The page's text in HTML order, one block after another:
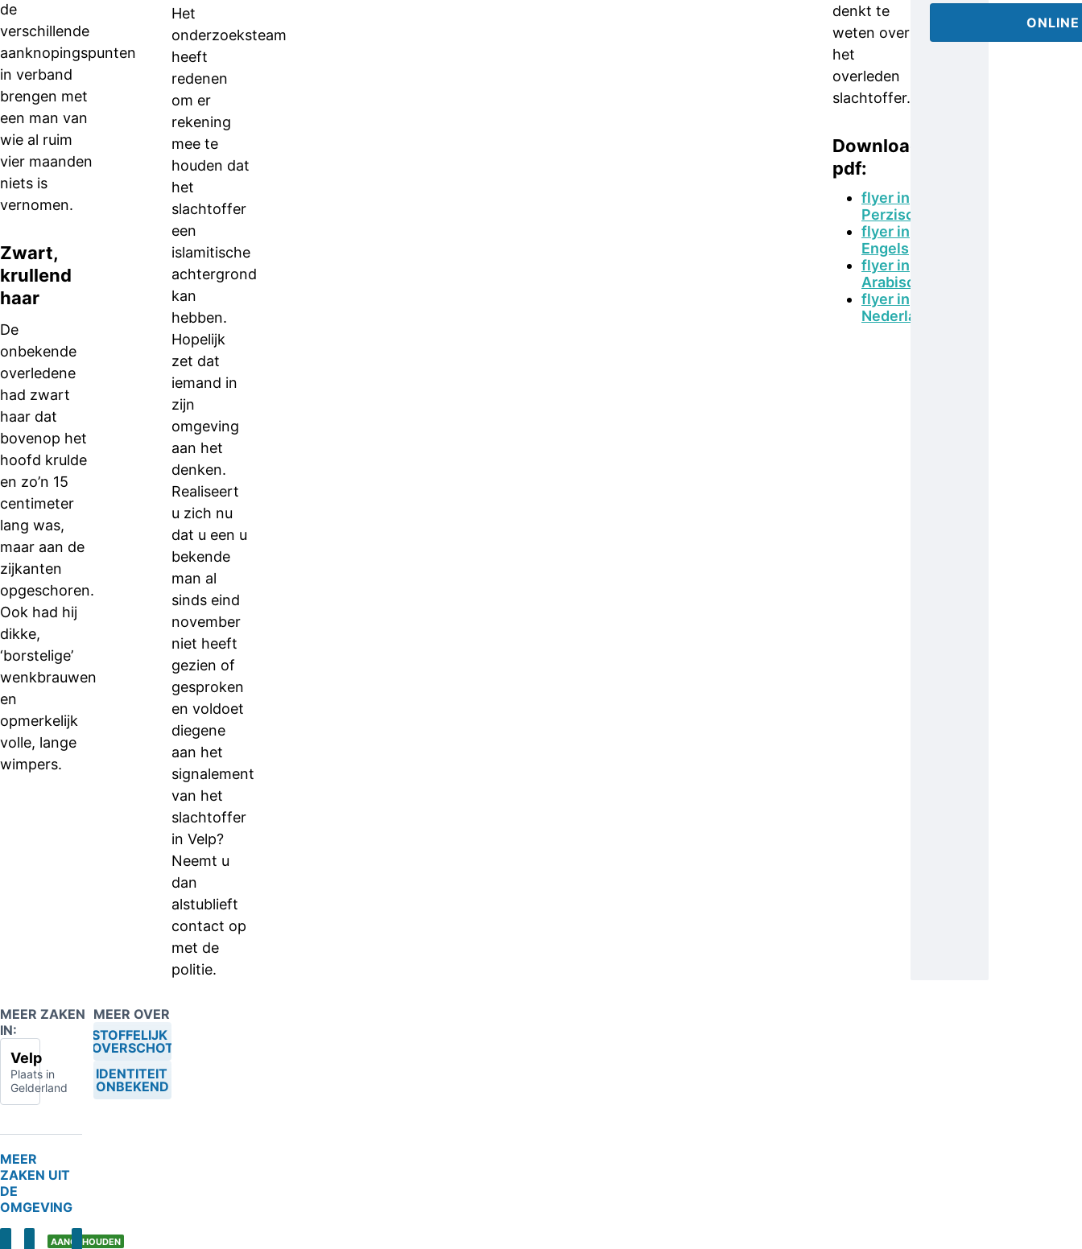
de
verschillende
aanknopingspunten
in verband
brengen met
een man van
wie al ruim
vier maanden
niets is
vernomen.
Zwart,
krullend
haar
De
onbekende
overledene
had zwart
haar dat
bovenop het
hoofd krulde
en zo’n 15
centimeter
lang was,
maar aan de
zijkanten
opgeschoren.
Ook had hij
dikke,
‘borstelige’
wenkbrauwen
en
opmerkelijk
volle, lange
wimpers.
Het
onderzoeksteam
heeft
redenen
om er
rekening
mee te
houden dat
het
slachtoffer
een
islamitische
achtergrond
kan
hebben.
Hopelijk
zet dat
iemand in
zijn
omgeving
aan het
denken.
Realiseert
u zich nu
dat u een u
bekende
man al
sinds eind
november
niet heeft
gezien of
gesproken
en voldoet
diegene
aan het
signalement
van het
slachtoffer
in Velp?
Neemt u
dan
alstublieft
contact op
met de
politie.
denkt te
weten over
het
overleden
slachtoffer.
Download
pdf:
flyer in
Perzisch
flyer in
Engels
flyer in
Arabisch
flyer in
Nederlands
MEER ZAKEN
IN:
Velp
Plaats in
Gelderland
MEER OVER
STOFFELIJK
OVERSCHOT
IDENTITEIT
ONBEKEND
MEER
ZAKEN UIT
DE
OMGEVING
AANGEHOUDEN